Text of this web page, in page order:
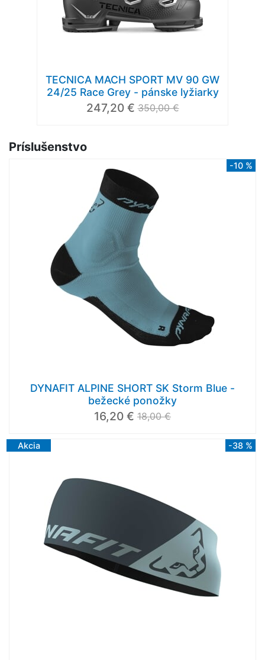
TECNICA MACH SPORT MV 90 GW
24/25 Race Grey - pánske lyžiarky
247,20 € 350,00 €
Príslušenstvo
-10 %
DYNAFIT ALPINE SHORT SK Storm Blue -
bežecké ponožky
16,20 € 18,00 €
Akcia -38 %